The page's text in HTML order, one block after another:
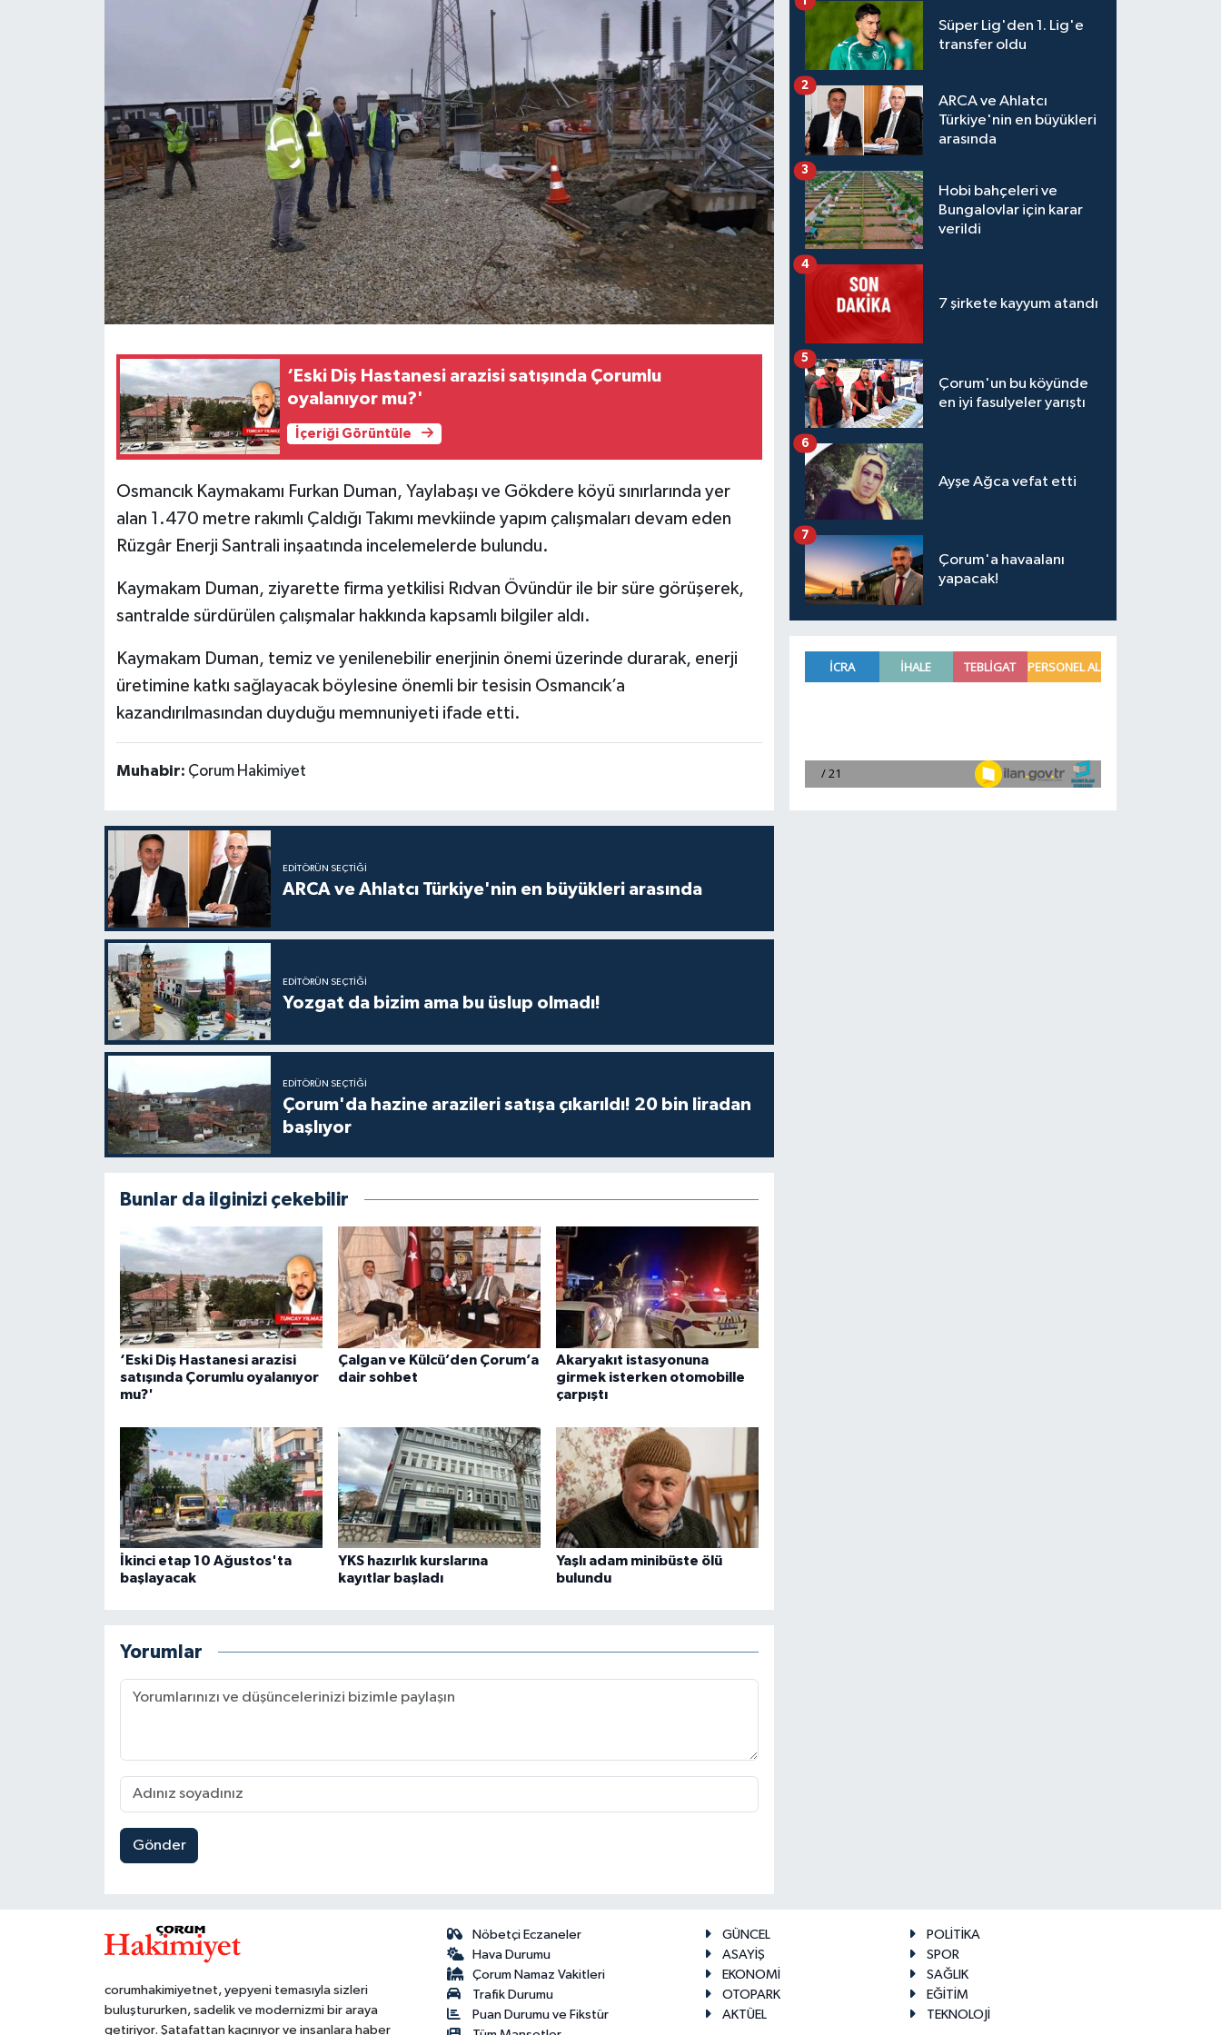
‘Eski Diş Hastanesi arazisi satışında Çorumlu
oyalanıyor mu?'
İçeriği Görüntüle
Osmancık Kaymakamı Furkan Duman, Yaylabaşı ve Gökdere köyü sınırlarında yer
alan 1.470 metre rakımlı Çaldığı Takımı mevkiinde yapım çalışmaları devam eden
Rüzgâr Enerji Santrali inşaatında incelemelerde bulundu.
Kaymakam Duman, ziyarette firma yetkilisi Rıdvan Övündür ile bir süre görüşerek,
santralde sürdürülen çalışmalar hakkında kapsamlı bilgiler aldı.
Kaymakam Duman, temiz ve yenilenebilir enerjinin önemi üzerinde durarak, enerji
üretimine katkı sağlayacak böylesine önemli bir tesisin Osmancık’a
kazandırılmasından duyduğu memnuniyeti ifade etti.
Muhabir: Çorum Hakimiyet
EDITÖRÜN SEÇTIĞI
ARCA ve Ahlatcı Türkiye'nin en büyükleri arasında
EDITÖRÜN SEÇTIĞI
Yozgat da bizim ama bu üslup olmadı!
EDITÖRÜN SEÇTIĞI
Çorum'da hazine arazileri satışa çıkarıldı! 20 bin liradan
başlıyor
Bunlar da ilginizi çekebilir
‘Eski Diş Hastanesi arazisi
satışında Çorumlu oyalanıyor
mu?'
Çalgan ve Külcü’den Çorum’a
dair sohbet
Akaryakıt istasyonuna
girmek isterken otomobille
çarpıştı
İkinci etap 10 Ağustos'ta
başlayacak
YKS hazırlık kurslarına
kayıtlar başladı
Yaşlı adam minibüste ölü
bulundu
Yorumlar
Gönder
Süper Lig'den 1. Lig'e
transfer oldu
ARCA ve Ahlatcı
Türkiye'nin en büyükleri
arasında
2
Hobi bahçeleri ve
Bungalovlar için karar
verildi
3
7 şirkete kayyum atandı
4
Çorum'un bu köyünde
en iyi fasulyeler yarıştı
5
Ayşe Ağca vefat etti
6
Çorum'a havaalanı
yapacak!
7
corumhakimiyetnet, yepyeni temasıyla sizleri
buluştururken, sadelik ve modernizmi bir araya
getiriyor. Şatafattan kaçınıyor ve insanlara haber
Nöbetçi Eczaneler
Hava Durumu
Çorum Namaz Vakitleri
Trafik Durumu
Puan Durumu ve Fikstür
GÜNCEL
POLİTİKA
ASAYİŞ
SPOR
EKONOMİ
SAĞLIK
OTOPARK
EĞİTİM
AKTÜEL
TEKNOLOJİ
TEKNOLOJİ